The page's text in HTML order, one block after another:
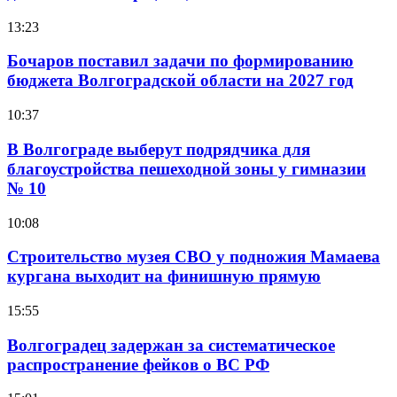
13:23
Бочаров поставил задачи по формированию
бюджета Волгоградской области на 2027 год
10:37
В Волгограде выберут подрядчика для
благоустройства пешеходной зоны у гимназии
№ 10
10:08
Строительство музея СВО у подножия Мамаева
кургана выходит на финишную прямую
15:55
Волгоградец задержан за систематическое
распространение фейков о ВС РФ